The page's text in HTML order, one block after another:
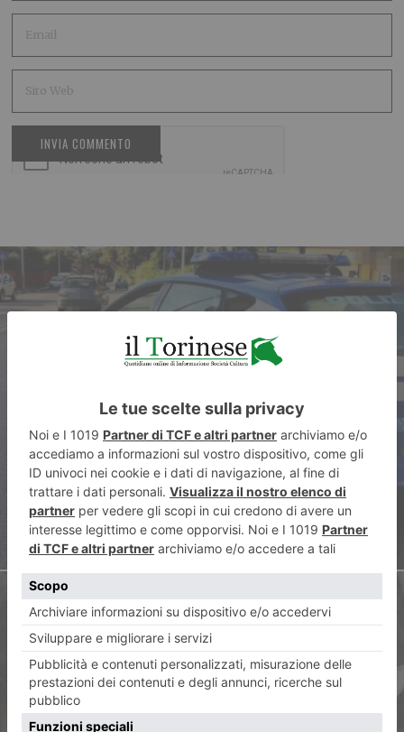
ARTICOLO PRECEDENTE
Furto dal concessionario:
rubate due auto